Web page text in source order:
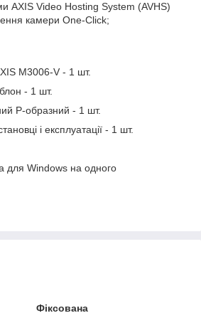
AXIS Video Hosting System (AVHS)
камери One-Click;
M3006-V - 1 шт.
- 1 шт.
Р-образний - 1 шт.
і експлуатації - 1 шт.
для Windows на одного
Фіксована